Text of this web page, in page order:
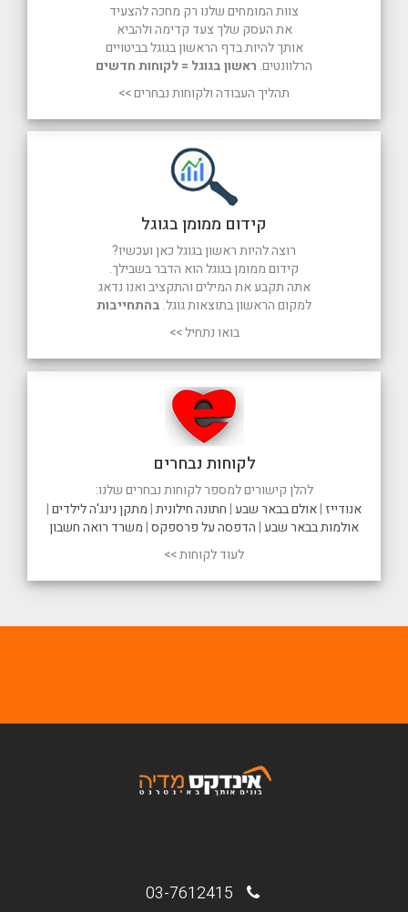
לקוחות נבחרים
להלן קישורים למספר לקוחות נבחרים שלנו:
אנודייז |אולם בבאר שבע|חתונה חילונית|מתקן נינג'ה לילדים|
אולמות בבאר שבע|הדפסה על פרספקס|משרד רואה חשבון
לעוד לקוחות >>
קידום ממומן בגוגל
רוצה להיות ראשון בגוגל כאן ועכשיו?
קידום ממומן בגוגל הוא הדבר בשבילך.
אתה תקבע את המילים והתקציב ואנו נדאג
למקום הראשון בתוצאות גוגל. בהתחייבות
בואו נתחיל >>
צוות המומחים שלנו רק מחכה להצעיד
את העסק שלך צעד קדימה ולהביא
אותך להיות בדף הראשון בגוגל בביטויים
הרלוונטים. ראשון בגוגל = לקוחות חדשים
תהליך העבודה ולקוחות נבחרים >>